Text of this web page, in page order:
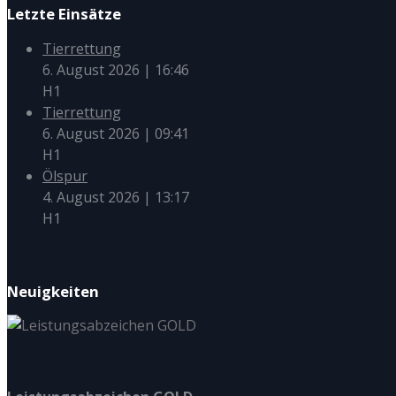
Letzte Einsätze
Tierrettung
6. August 2026 | 16:46
H1
Tierrettung
6. August 2026 | 09:41
H1
Ölspur
4. August 2026 | 13:17
H1
Neuigkeiten